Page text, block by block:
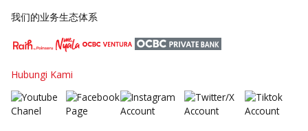
我们的业务生态体系
Hubungi Kami